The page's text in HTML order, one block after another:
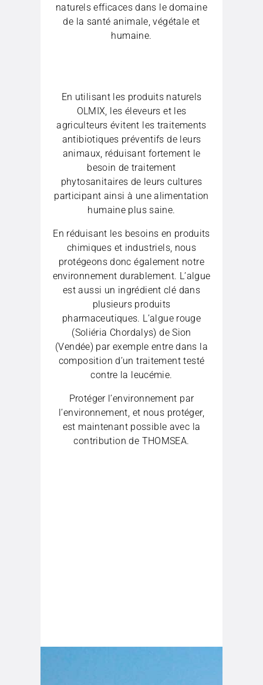
naturels efficaces dans le domaine
de la santé animale, végétale et
humaine.
En utilisant les produits naturels
OLMIX, les éleveurs et les
agriculteurs évitent les traitements
antibiotiques préventifs de leurs
animaux, réduisant fortement le
besoin de traitement
phytosanitaires de leurs cultures
participant ainsi à une alimentation
humaine plus saine.
En réduisant les besoins en produits
chimiques et industriels, nous
protégeons donc également notre
environnement durablement. L’algue
est aussi un ingrédient clé dans
plusieurs produits
pharmaceutiques. L’algue rouge
(Soliéria Chordalys) de Sion
(Vendée) par exemple entre dans la
composition d’un traitement testé
contre la leucémie.
Protéger l’environnement par
l’environnement, et nous protéger,
est maintenant possible avec la
contribution de THOMSEA.